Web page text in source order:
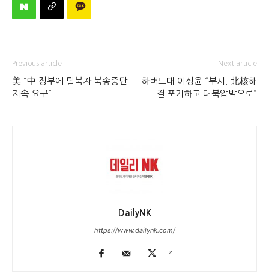
Previous article
美 “中 정부에 탈북자 북송중단
지속 요구”
Next article
하버드대 이성윤 “부시, 北核해
결 포기하고 대북압박으로”
DailyNK
https://www.dailynk.com/